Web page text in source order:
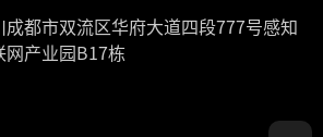
成都市双流区华府大道四段777号感知
网产业园B17栋